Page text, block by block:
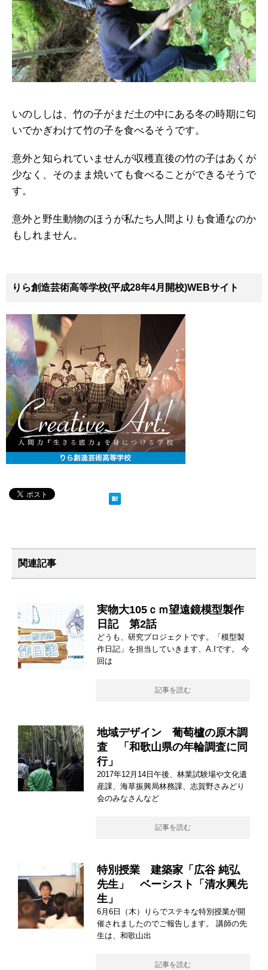
いのししは、竹の子がまだ土の中にある冬の時期に匂
いでかぎわけて竹の子を食べるそうです。
意外と知られていませんが収穫直後の竹の子はあくが
少なく、そのまま焼いても食べることができるそうで
す。
意外と野生動物のほうが私たち人間よりも食通なのか
もしれません。
りら創造芸術高等学校(平成28年4月開校)WEBサイト
関連記事
実物大105ｃｍ望遠鏡模型製作
日記 第2話
どうも、研究プロジェクトです。「模型製
作日記」を担当していきます、A.Iです。 今
回は
記事を読む
地域デザイン 葡萄櫨の原木調
査 「和歌山県の年輪調査に同
行」
2017年12月14日午後、林業試験場や文化遺
産課、海草振興局林務課、志賀野さみどり
会のみなさんなど
記事を読む
特別授業 建築家「広谷 純弘
先生」 ベーシスト「清水興先
生」
6月6日（木）りらでステキな特別授業が開
催されましたのでご報告します。 講師の先
生は、和歌山出
記事を読む